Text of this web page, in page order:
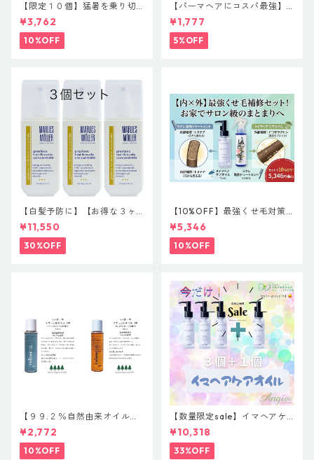
【限定１０個】猛暑を乗り切
る！サロン品質の極上クール
体験「フーチェ プレミアムAR
クールシャンプー 300ml」
¥3,762
10%OFF
【パーマヘアにコスパ最強】
ルシケア ワックスフォームW
240g
¥1,777
5%OFF
【白髪予防に】【お得な３ヶ
月定期便】 【ダークニル配
合】グレイレス ヘア＆スキャ
ルプ コンセントレイト(頭皮養
毛料) NET 100mL ¥5,500(税
¥11,550
30%OFF
【10%OFF】最強くせ毛対策
セット！内部×外部のW補修
（ラクレ酸熱トリートメント
＆#イマヘア ケアオイル）
¥5,346
10%OFF
【９９.２％自然由来オイル】
【髪＆全身OK】【濡れ髪にお
すすめ】【コスパ最強】ティ
オーネ ナチュラルオイル 80m
¥2,772
10%OFF
【数量限定sale】イマヘアケ
アオイル３＋１ キャンペー
ン 今だけまとめ買い 4個セ
ット
¥10,318
33%OFF